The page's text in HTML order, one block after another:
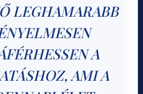
LEGHAMARABB
A
AMI A